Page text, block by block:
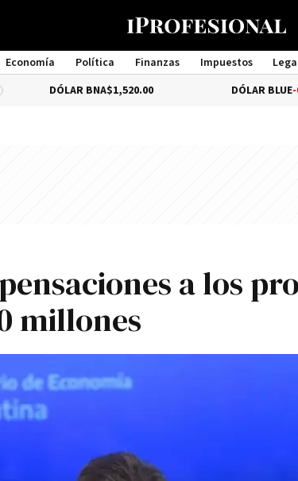
Economía Política Finanzas Impuestos
Management
BNA$1,520.00 DÓLAR BLUE-0.66%
a los
millones